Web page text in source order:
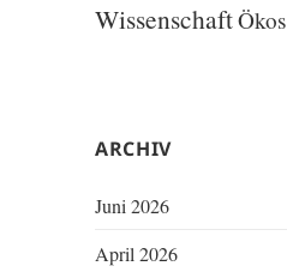
WissenschaftÖkos
ARCHIV
Juni 2026
April 2026